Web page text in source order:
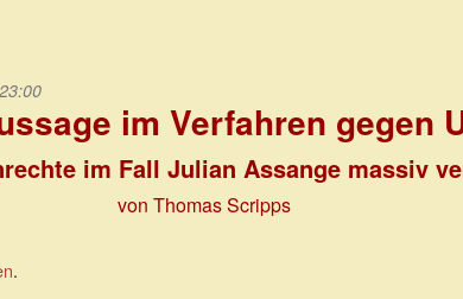
im Verfahren gegen
im Fall Julian Assange massiv
von Thomas Scripps
.